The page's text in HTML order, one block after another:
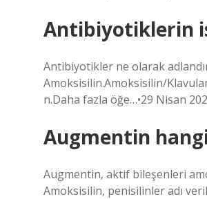
Antibiyotiklerin
Antibiyotikler ne olarak
Amoksisilin.Amoksisilin/
n.Daha fazla öğe…•29 Nisan
Augmentin
Augmentin, aktif bileşenleri
Amoksisilin, penisilinler adı